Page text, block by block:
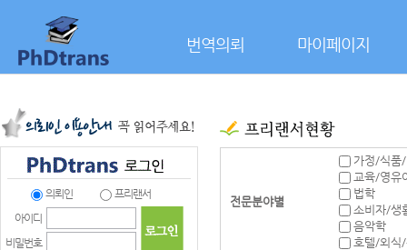
번역의뢰 마이페이지
의뢰인
프리랜서
아이디
비밀번호
전문분야별
가정/식품
교육/영유
법학
소비자/생
음악학
호텔/외식